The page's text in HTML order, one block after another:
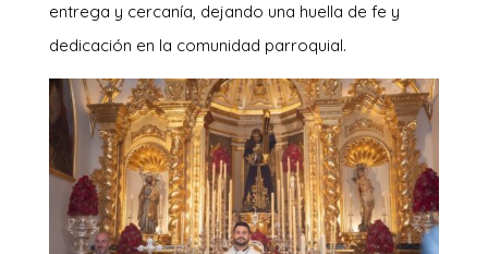
entrega y cercanía, dejando una huella de fe y
dedicación en la comunidad parroquial.